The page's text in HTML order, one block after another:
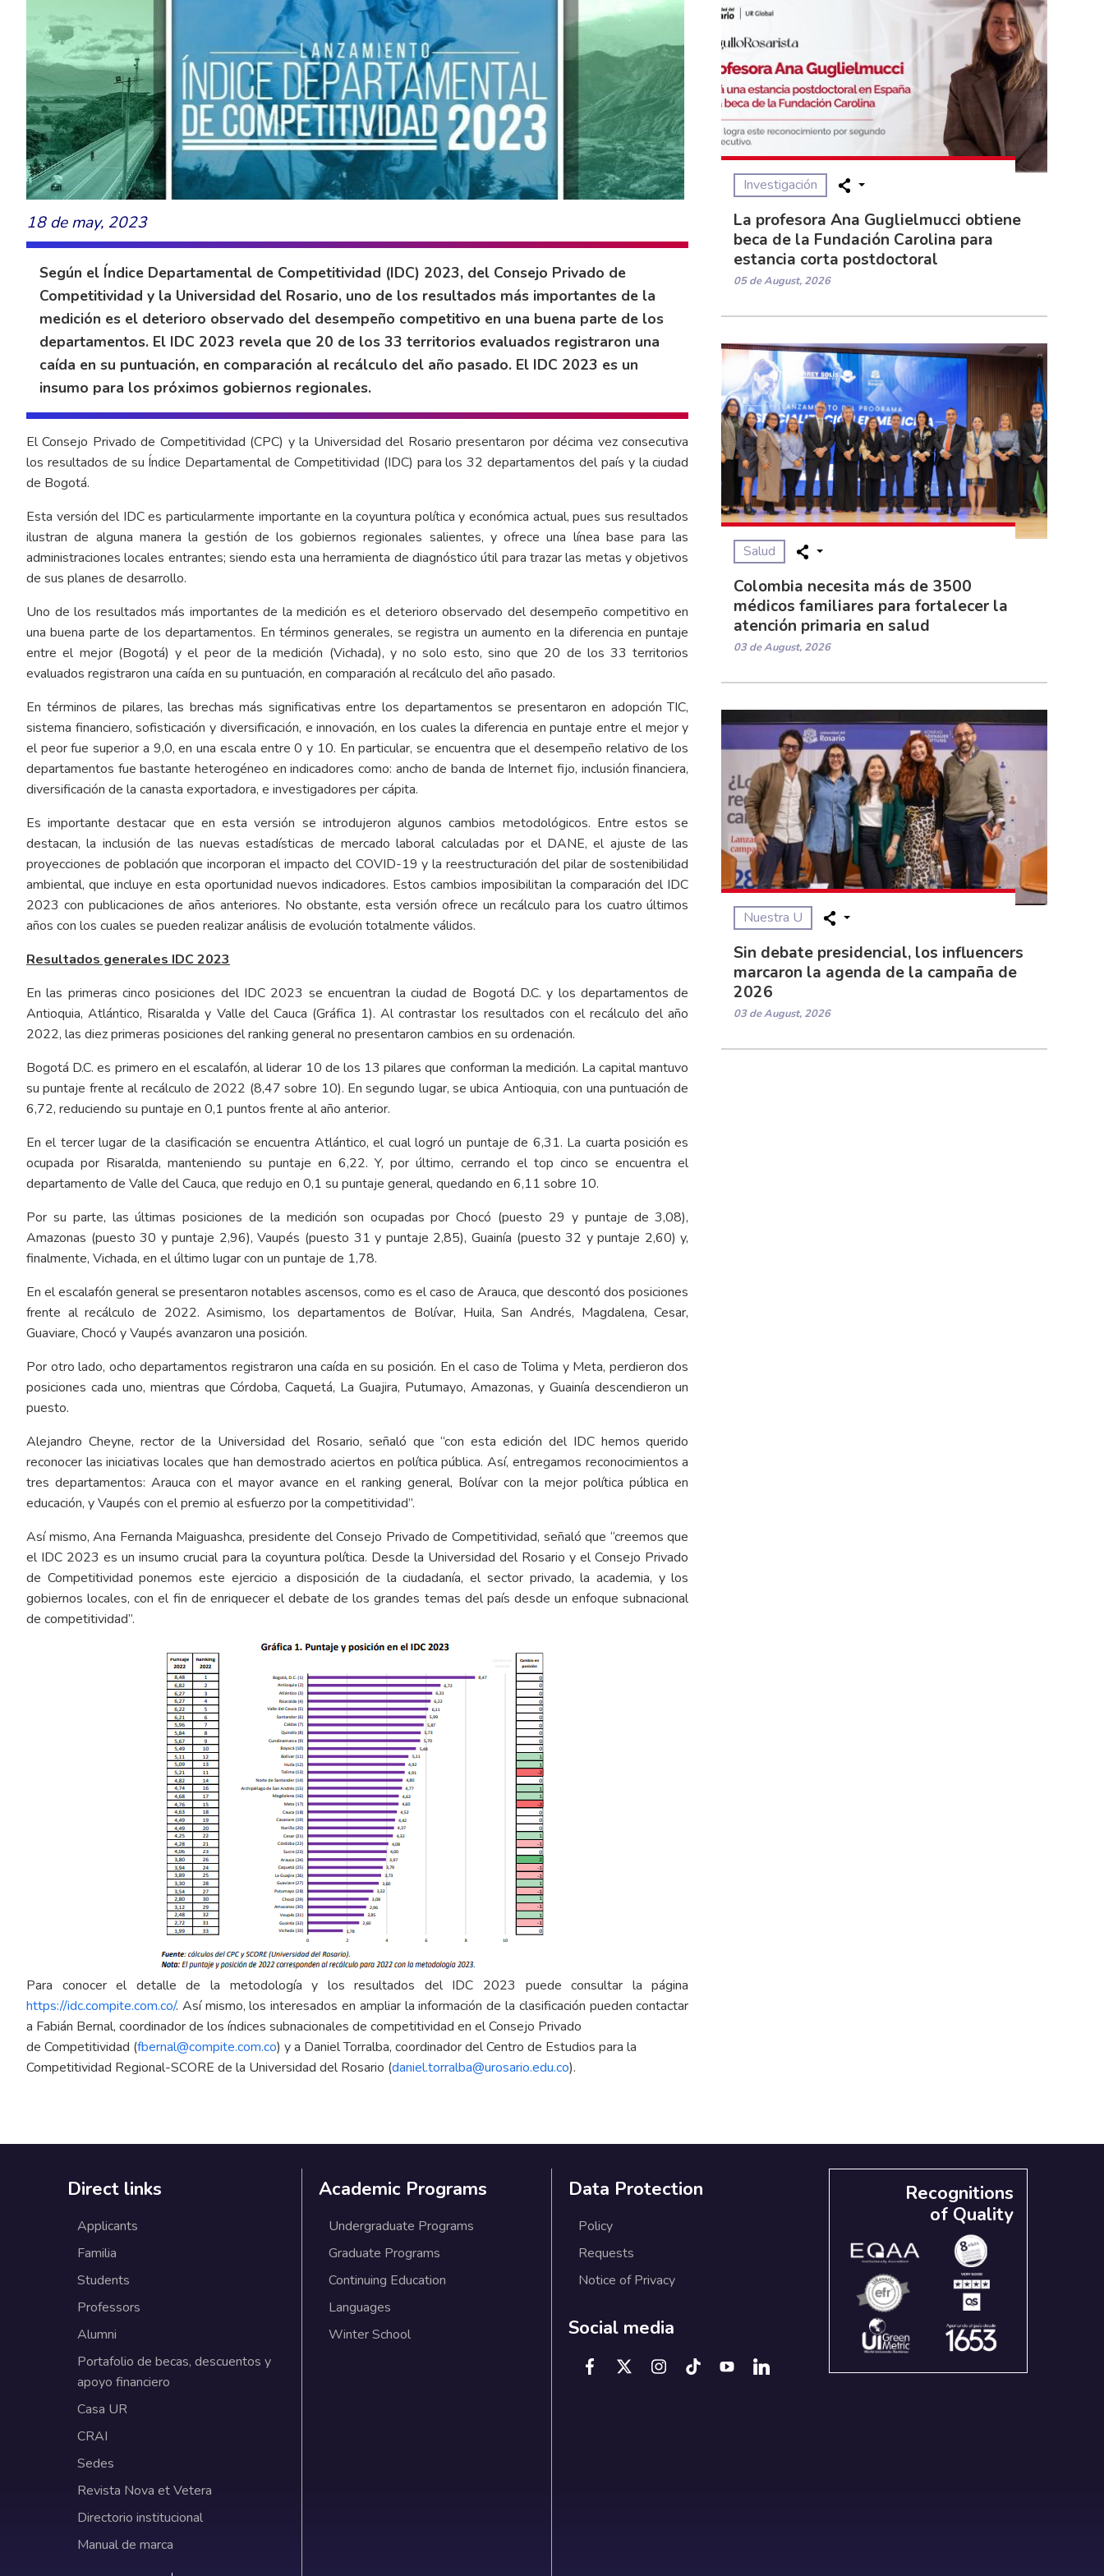
18 de may, 2023
Según el Índice Departamental de Competitividad (IDC) 2023, del Consejo Privado de
Competitividad y la Universidad del Rosario, uno de los resultados más importantes de la
medición es el deterioro observado del desempeño competitivo en una buena parte de los
departamentos. El IDC 2023 revela que 20 de los 33 territorios evaluados registraron una
caída en su puntuación, en comparación al recálculo del año pasado. El IDC 2023 es un
insumo para los próximos gobiernos regionales.
El Consejo Privado de Competitividad (CPC) y la Universidad del Rosario presentaron por décima vez consecutiva
los resultados de su Índice Departamental de Competitividad (IDC) para los 32 departamentos del país y la ciudad
de Bogotá.
Esta versión del IDC es particularmente importante en la coyuntura política y económica actual, pues sus resultados
ilustran de alguna manera la gestión de los gobiernos regionales salientes, y ofrece una línea base para las
administraciones locales entrantes; siendo esta una herramienta de diagnóstico útil para trazar las metas y objetivos
de sus planes de desarrollo.
Uno de los resultados más importantes de la medición es el deterioro observado del desempeño competitivo en
una buena parte de los departamentos. En términos generales, se registra un aumento en la diferencia en puntaje
entre el mejor (Bogotá) y el peor de la medición (Vichada), y no solo esto, sino que 20 de los 33 territorios
evaluados registraron una caída en su puntuación, en comparación al recálculo del año pasado.
En términos de pilares, las brechas más significativas entre los departamentos se presentaron en adopción TIC,
sistema financiero, sofisticación y diversificación, e innovación, en los cuales la diferencia en puntaje entre el mejor y
el peor fue superior a 9,0, en una escala entre 0 y 10. En particular, se encuentra que el desempeño relativo de los
departamentos fue bastante heterogéneo en indicadores como: ancho de banda de Internet fijo, inclusión financiera,
diversificación de la canasta exportadora, e investigadores per cápita.
Es importante destacar que en esta versión se introdujeron algunos cambios metodológicos. Entre estos se
destacan, la inclusión de las nuevas estadísticas de mercado laboral calculadas por el DANE, el ajuste de las
proyecciones de población que incorporan el impacto del COVID-19 y la reestructuración del pilar de sostenibilidad
ambiental, que incluye en esta oportunidad nuevos indicadores. Estos cambios imposibilitan la comparación del IDC
2023 con publicaciones de años anteriores. No obstante, esta versión ofrece un recálculo para los cuatro últimos
años con los cuales se pueden realizar análisis de evolución totalmente válidos.
Resultados generales IDC 2023
En las primeras cinco posiciones del IDC 2023 se encuentran la ciudad de Bogotá D.C. y los departamentos de
Antioquia, Atlántico, Risaralda y Valle del Cauca (Gráfica 1). Al contrastar los resultados con el recálculo del año
2022, las diez primeras posiciones del ranking general no presentaron cambios en su ordenación.
Bogotá D.C. es primero en el escalafón, al liderar 10 de los 13 pilares que conforman la medición. La capital mantuvo
su puntaje frente al recálculo de 2022 (8,47 sobre 10). En segundo lugar, se ubica Antioquia, con una puntuación de
6,72, reduciendo su puntaje en 0,1 puntos frente al año anterior.
En el tercer lugar de la clasificación se encuentra Atlántico, el cual logró un puntaje de 6,31. La cuarta posición es
ocupada por Risaralda, manteniendo su puntaje en 6,22. Y, por último, cerrando el top cinco se encuentra el
departamento de Valle del Cauca, que redujo en 0,1 su puntaje general, quedando en 6,11 sobre 10.
Por su parte, las últimas posiciones de la medición son ocupadas por Chocó (puesto 29 y puntaje de 3,08),
Amazonas (puesto 30 y puntaje 2,96), Vaupés (puesto 31 y puntaje 2,85), Guainía (puesto 32 y puntaje 2,60) y,
finalmente, Vichada, en el último lugar con un puntaje de 1,78.
En el escalafón general se presentaron notables ascensos, como es el caso de Arauca, que descontó dos posiciones
frente al recálculo de 2022. Asimismo, los departamentos de Bolívar, Huila, San Andrés, Magdalena, Cesar,
Guaviare, Chocó y Vaupés avanzaron una posición.
Por otro lado, ocho departamentos registraron una caída en su posición. En el caso de Tolima y Meta, perdieron dos
posiciones cada uno, mientras que Córdoba, Caquetá, La Guajira, Putumayo, Amazonas, y Guainía descendieron un
puesto.
Alejandro Cheyne, rector de la Universidad del Rosario, señaló que “con esta edición del IDC hemos querido
reconocer las iniciativas locales que han demostrado aciertos en política pública. Así, entregamos reconocimientos a
tres departamentos: Arauca con el mayor avance en el ranking general, Bolívar con la mejor política pública en
educación, y Vaupés con el premio al esfuerzo por la competitividad”.
Así mismo, Ana Fernanda Maiguashca, presidente del Consejo Privado de Competitividad, señaló que “creemos que
el IDC 2023 es un insumo crucial para la coyuntura política. Desde la Universidad del Rosario y el Consejo Privado
de Competitividad ponemos este ejercicio a disposición de la ciudadanía, el sector privado, la academia, y los
gobiernos locales, con el fin de enriquecer el debate de los grandes temas del país desde un enfoque subnacional
de competitividad”.
Para conocer el detalle de la metodología y los resultados del IDC 2023 puede consultar la página
https://idc.compite.com.co/. Así mismo, los interesados en ampliar la información de la clasificación pueden contactar
a Fabián Bernal, coordinador de los índices subnacionales de competitividad en el Consejo Privado
de Competitividad (fbernal@compite.com.co) y a Daniel Torralba, coordinador del Centro de Estudios para la
Competitividad Regional-SCORE de la Universidad del Rosario (daniel.torralba@urosario.edu.co).
Investigación
La profesora Ana Guglielmucci obtiene
beca de la Fundación Carolina para
estancia corta postdoctoral
05 de August, 2026
Salud
Colombia necesita más de 3500
médicos familiares para fortalecer la
atención primaria en salud
03 de August, 2026
Nuestra U
Sin debate presidencial, los influencers
marcaron la agenda de la campaña de
2026
03 de August, 2026
Direct links
Applicants
Familia
Students
Professors
Alumni
Portafolio de becas, descuentos y
apoyo financiero
Casa UR
CRAI
Sedes
Revista Nova et Vetera
Directorio institucional
Manual de marca
Academic Programs
Undergraduate Programs
Graduate Programs
Continuing Education
Languages
Winter School
Data Protection
Policy
Requests
Notice of Privacy
Social media
Recognitions
of Quality